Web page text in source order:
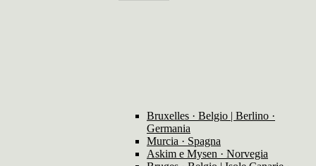
Bruxelles · Belgio | Berlino ·
Germania
Murcia · Spagna
Askim e Mysen · Norvegia